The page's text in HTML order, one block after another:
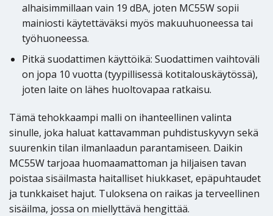
alhaisimmillaan vain 19 dBA, joten MC55W sopii
mainiosti käytettäväksi myös makuuhuoneessa tai
työhuoneessa.
Pitkä suodattimen käyttöikä: Suodattimen vaihtoväli
on jopa 10 vuotta (tyypillisessä kotitalouskäytössä),
joten laite on lähes huoltovapaa ratkaisu.
Tämä tehokkaampi malli on ihanteellinen valinta
sinulle, joka haluat kattavamman puhdistuskyvyn sekä
suurenkin tilan ilmanlaadun parantamiseen. Daikin
MC55W tarjoaa huomaamattoman ja hiljaisen tavan
poistaa sisäilmasta haitalliset hiukkaset, epäpuhtaudet
ja tunkkaiset hajut. Tuloksena on raikas ja terveellinen
sisäilma, jossa on miellyttävä hengittää.